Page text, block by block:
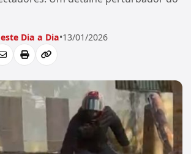
Dia a Dia•13/01/2026